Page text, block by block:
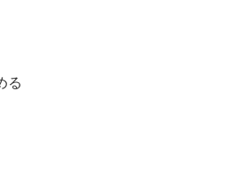
る